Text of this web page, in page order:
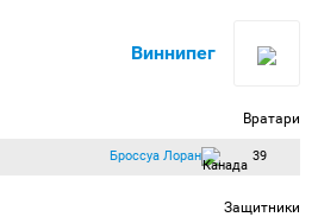
Виннипег
Вратари
Броссуа Лоран 39
Защитники